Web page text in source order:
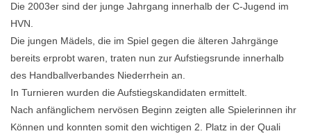
Die 2003er sind der junge Jahrgang innerhalb der C-Jugend im
HVN.
Die jungen Mädels, die im Spiel gegen die älteren Jahrgänge
bereits erprobt waren, traten nun zur Aufstiegsrunde innerhalb
des Handballverbandes Niederrhein an.
In Turnieren wurden die Aufstiegskandidaten ermittelt.
Nach anfänglichem nervösen Beginn zeigten alle Spielerinnen ihr
Können und konnten somit den wichtigen 2. Platz in der Quali